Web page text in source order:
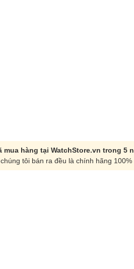
mua hàng tại WatchStore.vn trong 5
tôi bán ra đều là chính hãng 100%